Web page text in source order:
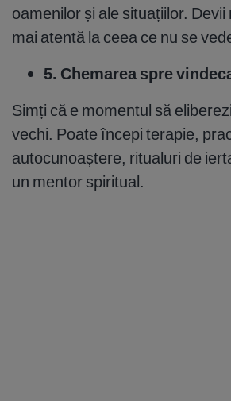
oamenilor și ale situațiilor.
mai atentă la ceea ce nu se
5. Chemarea spre
Simți că e momentul să
vechi. Poate începi terapie,
autocunoaștere, ritualuri de
un mentor spiritual.